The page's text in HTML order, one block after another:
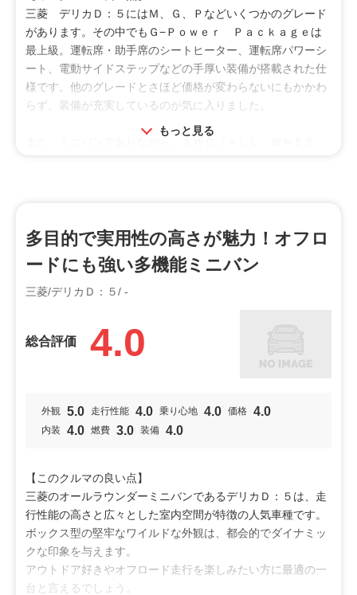
安い
【総合評価】
少しのアクセルでぐいぐい進む感覚や路面に凹凸があっても
あまり揺れないので安心感が大きくすっかり癒され、ゆった
りとクルーザー感覚で運転でき、乗る前よりも印象は良くな
日常利用では正直トルクやパワーは必要ないし、デリカＤ５
や、ミニバンなのにねじれに異様に強いボディ剛性のおかげ
で、家族や乗る人を安全・快適に運べる点ではまさに大船。
力強さと走る道を選ばないキャラクターにはなぜかワクワク
冒険心がくすぐられる。ハイブリッド車のキーンという音に
るさいが、道行く人はトラックが来たと思うのかこちらに気
づいて避けてくれるので、特に対高齢者や子供との交通事故
ちになる。
投稿者：クリーンディーゼルを見直したおじさん
利用シーン
買物
オススメ
ファミリー
三菱 デリカＤ：５にはＭ、Ｇ、Ｐなどいくつかのグレード
があります。その中でもＧ−Ｐｏｗｅｒ Ｐａｃｋａｇｅは
最上級。運転席・助手席のシートヒーター、運転席パワーシ
ート、電動サイドステップなどの手厚い装備が搭載された仕
様です。他のグレードとさほど価格が変わらないにもかかわ
らず、装備が充実しているのが気に入りました。
ョンコントロール機能が働いて、スリップした車輪やエンジ
ン、トランスミッションを統合制御。急なハンドル操作によ
る横滑りなども抑制してくれます。家族のことも考えて、安
全性能を最優先したい私にとって、この車は言うことなしで
【総合評価】
パワーのある車にしては、乗り心地が柔らかく、運転しやす
風切り音、ロードノイズも気になりません。ロングドライブ
でも騒音による疲労が軽減され、帰省旅行などでも大活躍し
フロントシート＋セカンドシート、あるいはセカンドシート
＋サードシートによるフラットモードを活用すれば、長時間
でもゆったりと過ごせます。車中泊も可能なスペースを確保
できるので、子どもと二人でミニキャンプを計画中です。
インテリアは豪華絢爛とはいかないものの、質感と実用性に
もっと見る
多目的で実用性の高さが魅力！オフロ
ードにも強い多機能ミニバン
三菱/デリカＤ：５/ -
総合評価 4.0
外観 5.0 走行性能 4.0 乗り心地 4.0 価格 4.0
内装 4.0 燃費 3.0 装備 4.0
【このクルマの良い点】
三菱のオールラウンダーミニバンであるデリカＤ：５は、走
行性能の高さと広々とした室内空間が特徴の人気車種です。
ボックス型の堅牢なワイルドな外観は、都会的でダイナミッ
クな印象を与えます。
アウトドア好きやオフロード走行を楽しみたい方に最適の一
台と言えるでしょう。